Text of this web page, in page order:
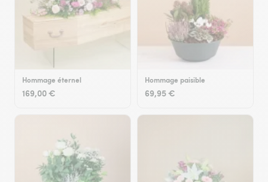
Hommage éternel
169,00 €
Hommage paisible
69,95 €